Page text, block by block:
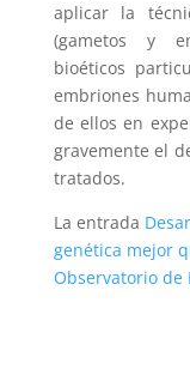
aplicar la
(gametos y
bioéticos
embriones
de ellos en
gravemente el
tratados.
La entrada
genética mejor
Observatorio de